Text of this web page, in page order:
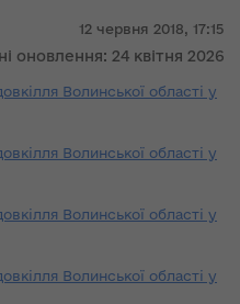
12 червня 2018, 17:15
оновлення: 24 квітня 2026
Волинської області у
Волинської області у
Волинської області у
Волинської області у